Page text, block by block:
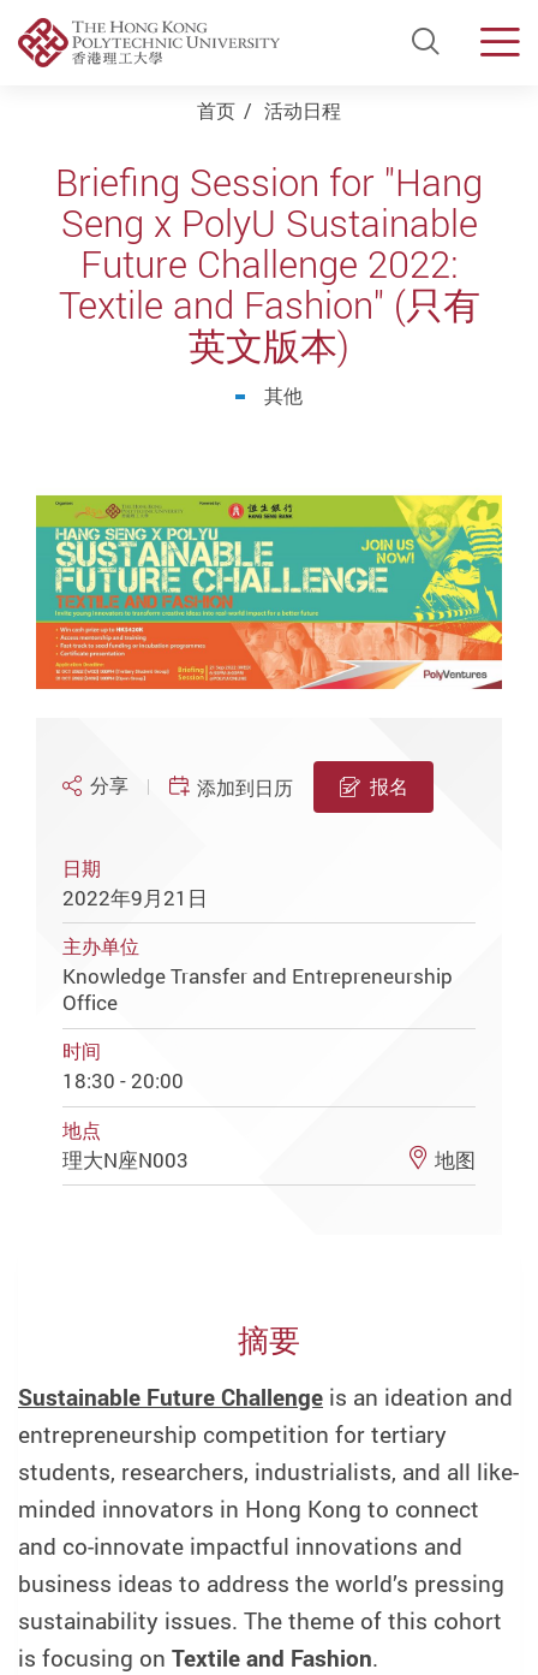
Open
首页 活动日程
Briefing Session for "Hang
Seng x PolyU Sustainable
Future Challenge 2022:
Textile and Fashion" (只有
英文版本)
其他
分享 添加到日历 报名
日期
2022年9月21日
主办单位
Knowledge Transfer and Entrepreneurship
Office
时间
18:30 - 20:00
地点
理大N座N003 地图
摘要
Sustainable Future Challenge is an ideation and
entrepreneurship competition for tertiary
students, researchers, industrialists, and all like-
minded innovators in Hong Kong to connect
and co-innovate impactful innovations and
business ideas to address the world’s pressing
sustainability issues. The theme of this cohort
is focusing on Textile and Fashion.